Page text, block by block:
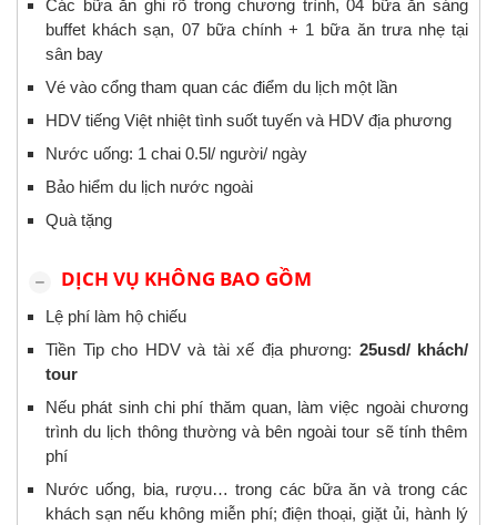
Các bữa ăn ghi rõ trong chương trình, 04 bữa ăn sáng
buffet khách sạn, 07 bữa chính + 1 bữa ăn trưa nhẹ tại
sân bay
Vé vào cổng tham quan các điểm du lịch một lần
HDV tiếng Việt nhiệt tình suốt tuyến và HDV địa phương
Nước uống: 1 chai 0.5l/ người/ ngày
Bảo hiểm du lịch nước ngoài
Quà tặng
DỊCH VỤ KHÔNG BAO GỒM
Lệ phí làm hộ chiếu
Tiền Tip cho HDV và tài xế địa phương: 25usd/ khách/
tour
Nếu phát sinh chi phí thăm quan, làm việc ngoài chương
trình du lịch thông thường và bên ngoài tour sẽ tính thêm
phí
Nước uống, bia, rượu… trong các bữa ăn và trong các
khách sạn nếu không miễn phí; điện thoại, giặt ủi, hành lý